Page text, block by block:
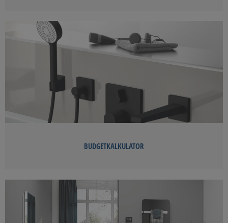
BUDGETKALKULATOR